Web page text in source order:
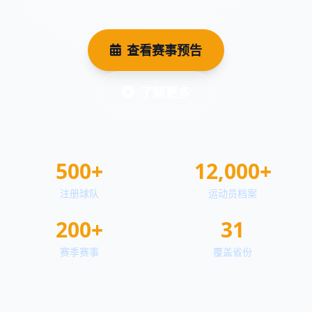
查看赛事预告
500+
注册球队
12,000+
运动员档案
200+
赛季赛事
31
覆盖省份